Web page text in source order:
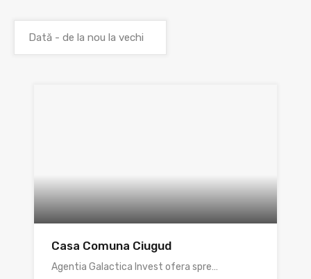
Casa Comuna Ciugud
Agentia Galactica Invest ofera spre…